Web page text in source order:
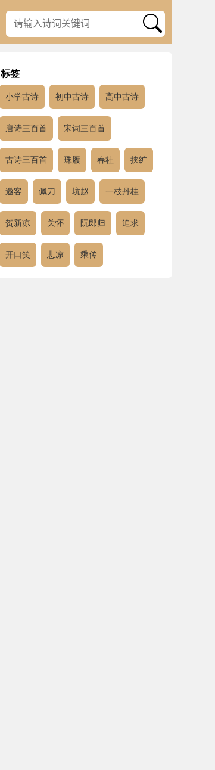
标签
小学古诗 初中古诗 高中古诗
唐诗三百首 宋词三百首
古诗三百首 珠履 春社 挟纩
邀客 佩刀 坑赵 一枝丹桂
贺新凉 关怀 阮郎归 追求
开口笑 悲凉 乘传